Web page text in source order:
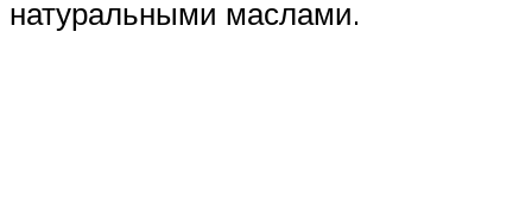
натуральными маслами.